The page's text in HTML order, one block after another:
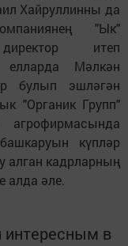
Хайруллинны да
"Ык"
итеп
елларда Мәлкән
булып эшләгән
"Органик Групп"
күпләр
алган кадрларның
алда әле.
в